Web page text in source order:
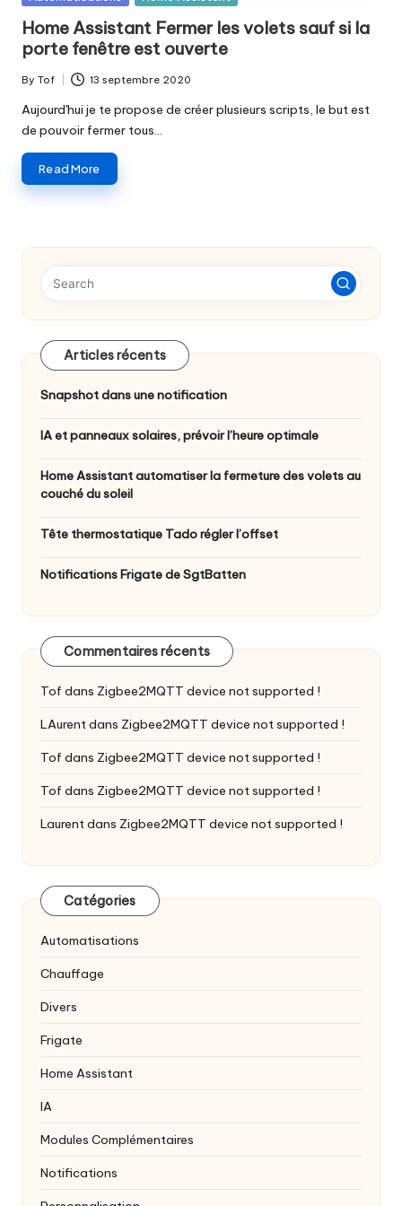
o
f
Home Assistant Fermer les volets sauf si la
porte fenêtre est ouverte
Posted
by
By Tof 13 septembre 2020
Aujourd'hui je te propose de créer plusieurs scripts, le but est
de pouvoir fermer tous…
Read More
Articles récents
Snapshot dans une notification
IA et panneaux solaires, prévoir l’heure optimale
Home Assistant automatiser la fermeture des volets au
couché du soleil
Tête thermostatique Tado régler l’offset
Notifications Frigate de SgtBatten
Commentaires récents
Tof dans Zigbee2MQTT device not supported !
LAurentdans Zigbee2MQTT device not supported !
Tof dans Zigbee2MQTT device not supported !
Tof dans Zigbee2MQTT device not supported !
Laurentdans Zigbee2MQTT device not supported !
Catégories
Automatisations
Chauffage
Divers
Frigate
Home Assistant
IA
Modules Complémentaires
Notifications